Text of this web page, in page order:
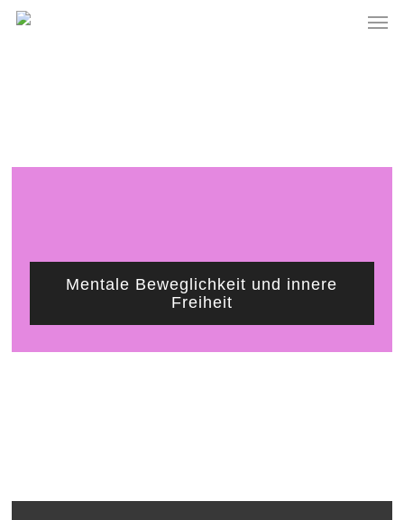
Skip
Mentale Beweglichkeit und innere
Freiheit